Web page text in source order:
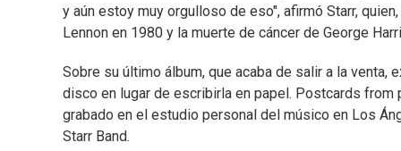
y aún estoy muy orgulloso de eso", afirmó Starr,
Lennon en 1980 y la muerte de cáncer de George
Sobre su último álbum, que acaba de salir a la venta,
disco en lugar de escribirla en papel. Postcards from
grabado en el estudio personal del músico en Los
Starr Band.